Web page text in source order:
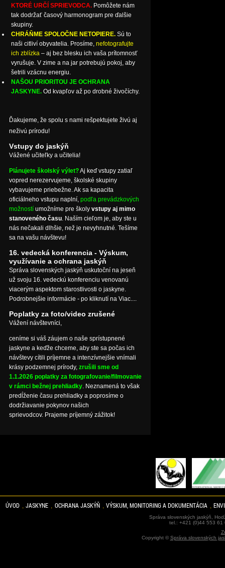
KTORÉ URČÍ SPRIEVODCA. Pomôžete nám
tak dodržať časový harmonogram pre ďalšie
skupiny.
CHRÁŇME SPOLOČNE NETOPIERE. Sú to
naši citliví obyvatelia. Prosíme, nefotografujte
ich zblízka – aj bez blesku ich vaša prítomnosť
vyrušuje. V zime a na jar potrebujú pokoj, aby
šetrili vzácnu energiu.
NAŠOU PRIORITOU JE OCHRANA
JASKYNE. Od kvapľov až po drobné živočíchy.
Ďakujeme, že spolu s nami rešpektujete živú aj
neživú prírodu!
Vstupy do jaskýň
Vážené učiteľky a učitelia!
Plánujete školský výlet?Aj keď vstupy zatiaľ
vopred nerezervujeme, školské skupiny
vybavujeme priebežne. Ak sa kapacita
oficiálneho vstupu naplní, podľa prevádzkových
možností umožníme pre školy vstupy aj mimo
stanoveného času. Naším cieľom je, aby ste u
nás nečakali dlhšie, než je nevyhnutné. Tešíme
sa na vašu návštevu!
16. vedecká konferencia - Výskum,
využívanie a ochrana jaskýň
Správa slovenských jaskýň uskutoční na jeseň
už svoju 16. vedeckú konferenciu venovanú
viacerým aspektom starostlivosti o jaskyne.
Podrobnejšie informácie - po kliknutí na Viac....
Poplatky za foto/video zrušené
Vážení návštevníci,
ceníme si váš záujem o naše sprístupnené
jaskyne a keďže chceme, aby ste sa počas ich
návštevy cítili príjemne a intenzívnejšie vnímali
krásy podzemnej prírody, zrušili sme od
1.1.2026 poplatky za fotografovanie/filmovanie
v rámci bežnej prehliadky. Neznamená to však
predĺženie času prehliadky a poprosíme o
dodržiavanie pokynov našich
sprievodcov. Prajeme príjemný zážitok!
ÚVOD JASKYNE OCHRANA JASKÝŇ VÝSKUM, MONITORING A DOKUMENTÁCIA
Správa slovenských jaskýň,
tel.: +421 (0)44 553
Copyright ©Správa slovenských